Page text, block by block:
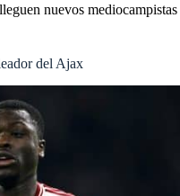
nuevos mediocampistas
del Ajax